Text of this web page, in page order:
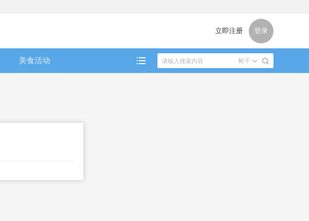
立即注册 登录
帖子
美食活动